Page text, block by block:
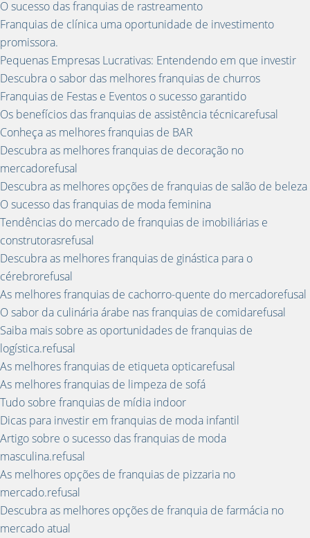
O sucesso das franquias de rastreamento
Franquias de clínica uma oportunidade de investimento
promissora.
Pequenas Empresas Lucrativas: Entendendo em que investir
Descubra o sabor das melhores franquias de churros
Franquias de Festas e Eventos o sucesso garantido
Os benefícios das franquias de assistência técnicarefusal
Conheça as melhores franquias de BAR
Descubra as melhores franquias de decoração no
mercadorefusal
Descubra as melhores opções de franquias de salão de beleza
O sucesso das franquias de moda feminina
Tendências do mercado de franquias de imobiliárias e
construtorasrefusal
Descubra as melhores franquias de ginástica para o
cérebrorefusal
As melhores franquias de cachorro-quente do mercadorefusal
O sabor da culinária árabe nas franquias de comidarefusal
Saiba mais sobre as oportunidades de franquias de
logística.refusal
As melhores franquias de etiqueta opticarefusal
As melhores franquias de limpeza de sofá
Tudo sobre franquias de mídia indoor
Dicas para investir em franquias de moda infantil
Artigo sobre o sucesso das franquias de moda
masculina.refusal
As melhores opções de franquias de pizzaria no
mercado.refusal
Descubra as melhores opções de franquia de farmácia no
mercado atual